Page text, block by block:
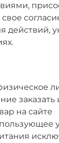
действий,
заказать
на сайте